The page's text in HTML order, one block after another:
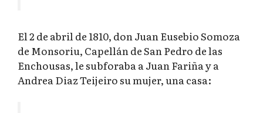
El 2 de abril de 1810, don Juan Eusebio Somoza
de Monsoriu, Capellán de San Pedro de las
Enchousas, le subforaba a Juan Fariña y a
Andrea Diaz Teijeiro su mujer, una casa: